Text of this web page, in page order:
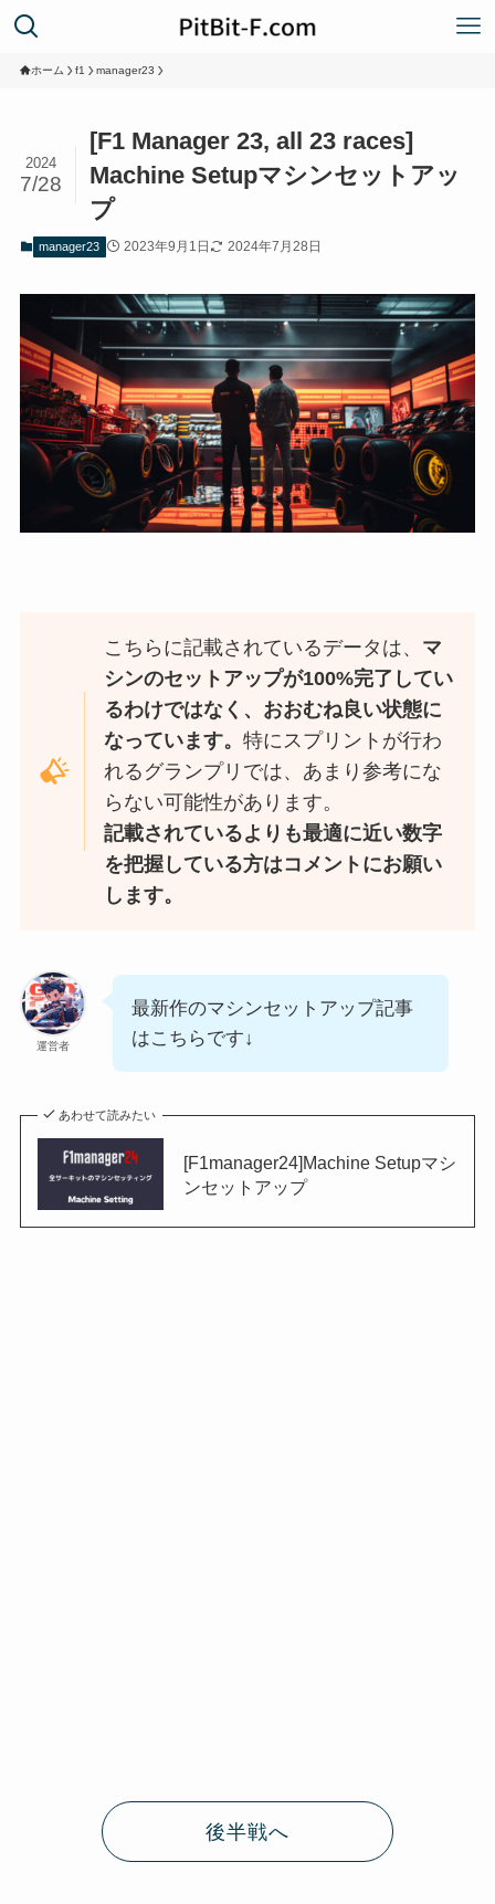
ホーム f1 manager23
[F1 Manager 23, all 23 races]
Machine Setupマシンセットアッ
プ
2024
7/28
manager23 2023年9月1日 2024年7月28日
こちらに記載されているデータは、 マ
シンのセットアップが100%完了してい
るわけではなく、おおむね良い状態に
なっています。特にスプリントが行わ
れるグランプリでは、あまり参考にな
らない可能性があります。
記載されているよりも最適に近い数字
を把握している方はコメントにお願い
します。
運営者
最新作のマシンセットアップ記事
はこちらです↓
あわせて読みたい
[F1manager24]Machine Setupマシ
ンセットアップ
後半戦へ